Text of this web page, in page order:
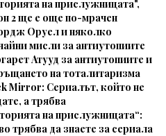
на прислужницата",
2 ще е още по-мрачен
Оруел и няколко
мисли за антиутопиите
Атууд за антиутопиите и
на тоталитаризма
Mirror: Сериалът, който не
а трябва
на прислужницата“:
трябва да знаете за сериала